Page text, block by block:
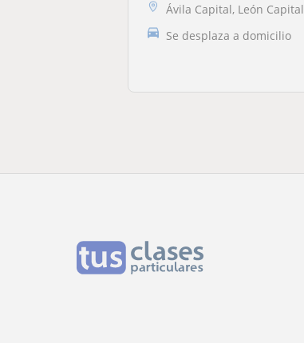
Ávila Capital, León Capital
Se desplaza a domicilio